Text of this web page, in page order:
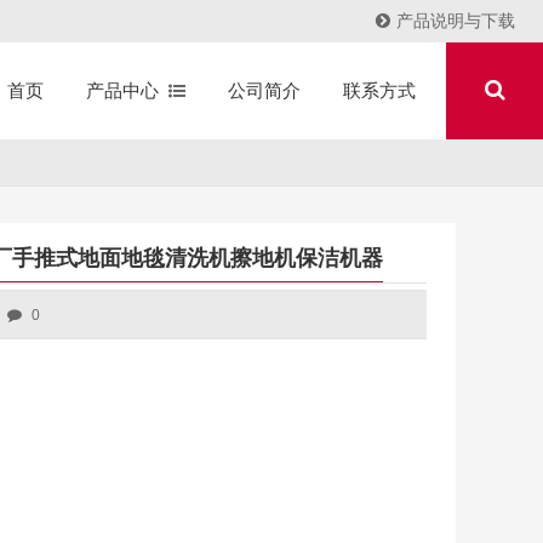
产品说明与下载
首页 产品中心 公司简介 联系方式
手推式地面地毯清洗机擦地机保洁机器
0